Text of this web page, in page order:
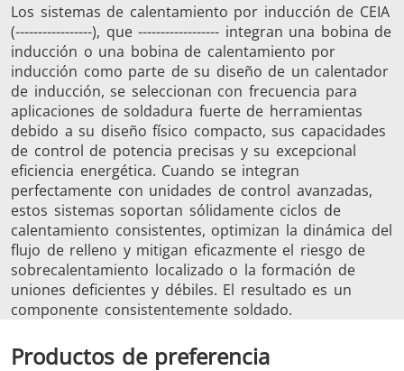
Semiconductor Sujetador Tubo y
Los sistemas de calentamiento por inducción de CEIA
(-----------------), que ------------------ integran una bobina de
inducción o una bobina de calentamiento por
inducción como parte de su diseño de un calentador
de inducción, se seleccionan con frecuencia para
aplicaciones de soldadura fuerte de herramientas
debido a su diseño físico compacto, sus capacidades
de control de potencia precisas y su excepcional
eficiencia energética. Cuando se integran
perfectamente con unidades de control avanzadas,
estos sistemas soportan sólidamente ciclos de
calentamiento consistentes, optimizan la dinámica del
flujo de relleno y mitigan eficazmente el riesgo de
sobrecalentamiento localizado o la formación de
uniones deficientes y débiles. El resultado es un
componente consistentemente soldado.
Productos de preferencia